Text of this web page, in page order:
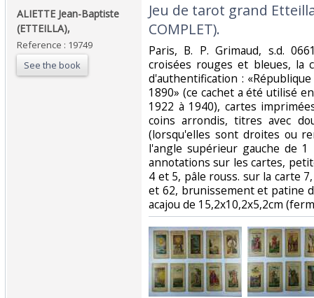
‎ALIETTE Jean-Baptiste
(ETTEILLA),‎
Reference : 19749
See the book
‎Jeu de tarot grand
COMPLET).‎
‎Paris, B. P. Grimaud, s.d.
croisées rouges et bleues, la
d'authentification :
1890» (ce cachet a été utilisé
1922 à 1940), cartes
coins arrondis, titres avec
(lorsqu'elles sont droites ou
l'angle supérieur gauche de
annotations sur les cartes,
4 et 5, pâle rouss. sur la carte
et 62, brunissement et patine
acajou de 15,2x10,2x5,2cm